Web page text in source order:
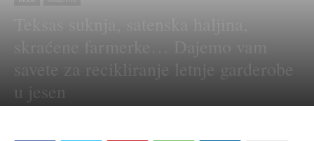
Teksas suknja, satenska haljina,
skraćene farmerke… Dajemo vam
savete za recikliranje letnje garderobe
u jesen